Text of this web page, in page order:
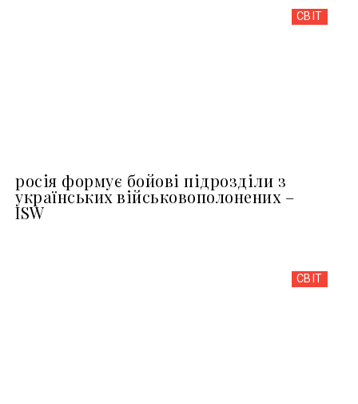
СВІТ
росія формує бойові підрозділи з
українських військовополонених –
ISW
СВІТ